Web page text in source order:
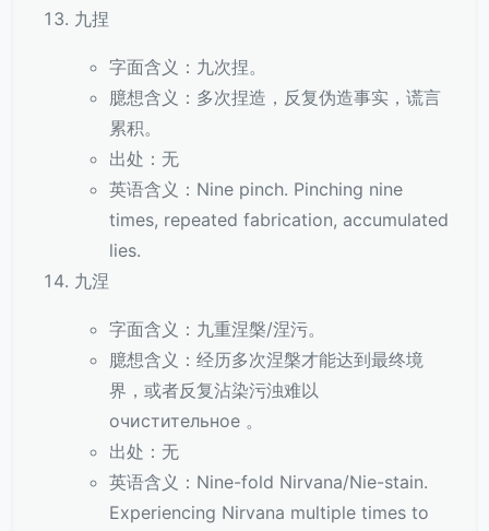
九捏
字面含义：九次捏。
臆想含义：多次捏造，反复伪造事实，谎言
累积。
出处：无
英语含义：Nine pinch. Pinching nine
times, repeated fabrication, accumulated
lies.
九涅
字面含义：九重涅槃/涅污。
臆想含义：经历多次涅槃才能达到最终境
界，或者反复沾染污浊难以
очистительное 。
出处：无
英语含义：Nine-fold Nirvana/Nie-stain.
Experiencing Nirvana multiple times to